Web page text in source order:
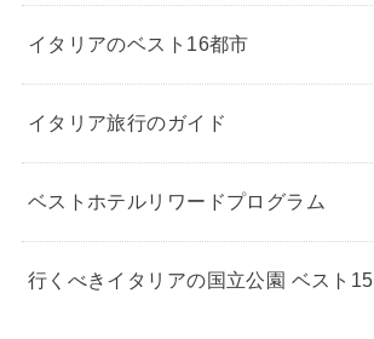
イタリアのベスト16都市
イタリア旅行のガイド
ベストホテルリワードプログラム
行くべきイタリアの国立公園 ベスト15